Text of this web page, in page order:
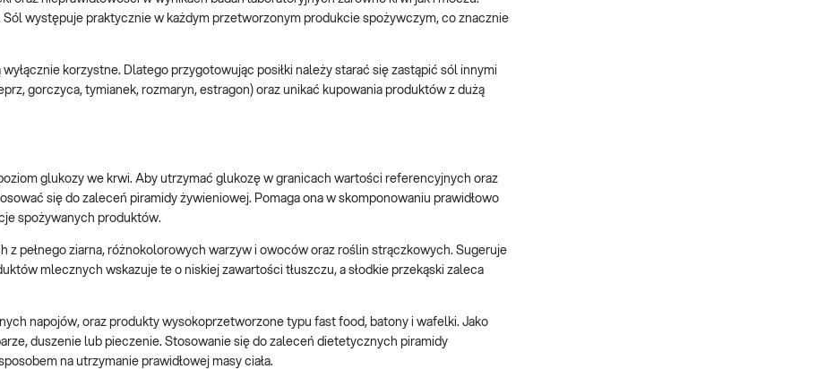
Sól występuje praktycznie w każdym przetworzonym produkcie spożywczym, co znacznie
korzystne. Dlatego przygotowując posiłki należy starać się zastąpić sól innymi
gorczyca, tymianek, rozmaryn, estragon) oraz unikać kupowania produktów z dużą
glukozy we krwi. Aby utrzymać glukozę w granicach wartości referencyjnych oraz
się do zaleceń piramidy żywieniowej. Pomaga ona w skomponowaniu prawidłowo
spożywanych produktów.
pełnego ziarna, różnokolorowych warzyw i owoców oraz roślin strączkowych. Sugeruje
mlecznych wskazuje te o niskiej zawartości tłuszczu, a słodkie przekąski zaleca
napojów, oraz produkty wysokoprzetworzone typu fast food, batony i wafelki. Jako
duszenie lub pieczenie. Stosowanie się do zaleceń dietetycznych piramidy
na utrzymanie prawidłowej masy ciała.